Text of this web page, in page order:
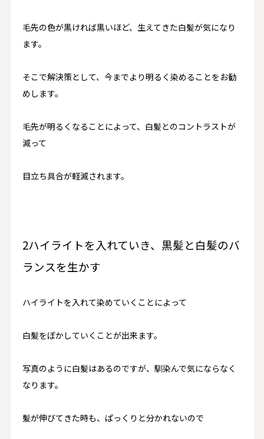
毛先の色が黒ければ黒いほど、生えてきた白髪が気になり
ます。
そこで解決策として、今までより明るく染めることをお勧
めします。
毛先が明るくなることによって、白髪とのコントラストが
減って
目立ち具合が軽減されます。
2ハイライトを入れていき、黒髪と白髪のバ
ランスを生かす
ハイライトを入れて染めていくことによって
白髪をぼかしていくことが出来ます。
写真のように白髪はあるのですが、馴染んで気にならなく
なります。
髪が伸びてきた時も、ぱっくりと分かれないので